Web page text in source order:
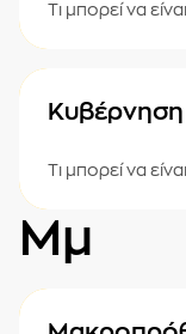
Τι μπορεί να
Τι μπορεί να
Μμ